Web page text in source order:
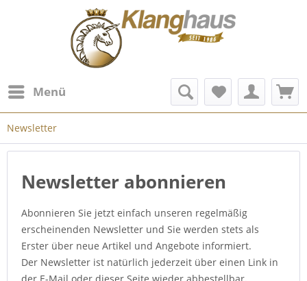
Menü
Newsletter
Newsletter abonnieren
Abonnieren Sie jetzt einfach unseren regelmäßig
erscheinenden Newsletter und Sie werden stets als
Erster über neue Artikel und Angebote informiert.
Der Newsletter ist natürlich jederzeit über einen Link in